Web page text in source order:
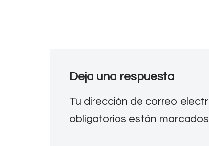
Deja una respuesta
Tu dirección de correo
obligatorios están